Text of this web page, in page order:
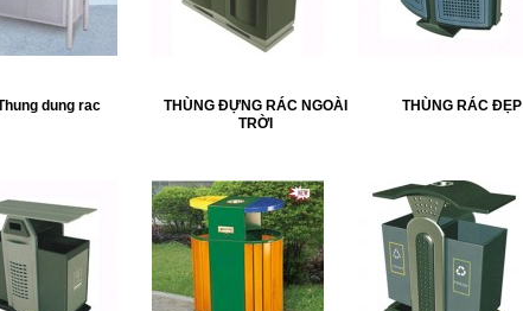
dung rac
THÙNG ĐỰNG RÁC NGOÀI
TRỜI
THÙNG RÁC ĐẸP